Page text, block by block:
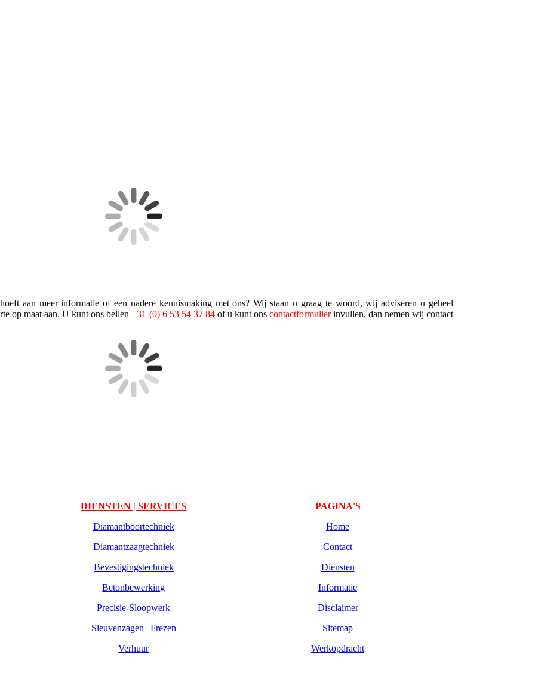
aan meer informatie of een nadere kennismaking met ons? Wij staan u graag te woord, wij adviseren u geheel
op maat aan. U kunt ons bellen+31 (0) 6 53 54 37 84of u kunt ons contactformulierinvullen, dan nemen wij contact
DIENSTEN | SERVICES
Diamantboortechniek
Diamantzaagtechniek
Bevestigingstechniek
Betonbewerking
Precisie-Sloopwerk
Sleuvenzagen | Frezen
Verhuur
PAGINA'S
Home
Contact
Diensten
Informatie
Disclaimer
Sitemap
Werkopdracht